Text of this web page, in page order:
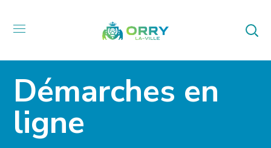
Démarches en
ligne